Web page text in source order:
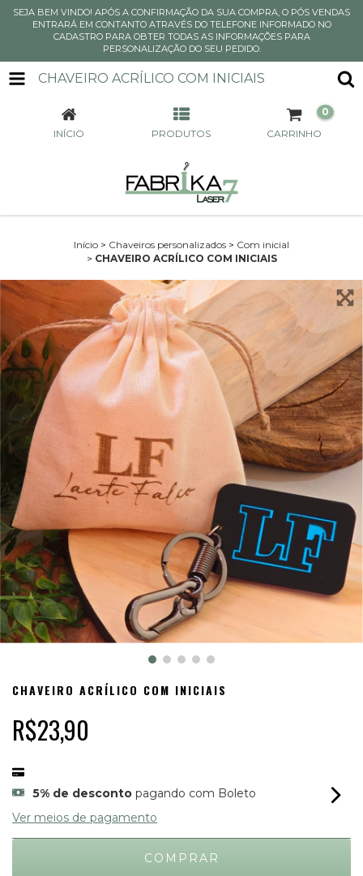
SEJA BEM VINDO! APÓS A CONFIRMAÇÃO DA SUA COMPRA, O PÓS VENDAS
ENTRARÁ EM CONTANTO ATRAVÉS DO TELEFONE INFORMADO NO
CADASTRO PARA OBTER TODAS AS INFORMAÇÕES PARA
PERSONALIZAÇÃO DO SEU PEDIDO.
CHAVEIRO ACRÍLICO COM INICIAIS
INÍCIO PRODUTOS CARRINHO
0
Início > Chaveiros personalizados > Com inicial
> CHAVEIRO ACRÍLICO COM INICIAIS
CHAVEIRO ACRÍLICO COM INICIAIS
R$23,90
5% de desconto pagando com Boleto
Ver meios de pagamento